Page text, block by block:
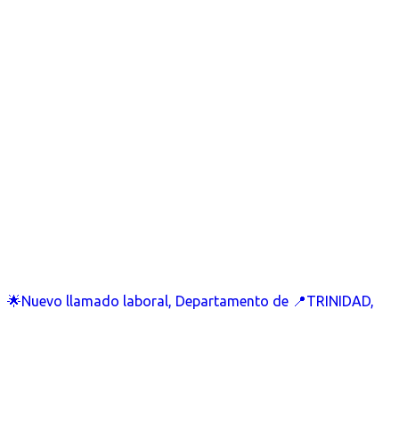
🌟Nuevo llamado laboral, Departamento de 📍TRINIDAD,